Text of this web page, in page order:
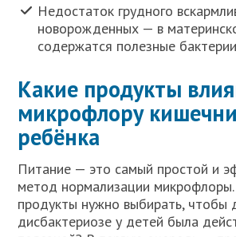
Недостаток грудного
новорожденных — в
содержатся полезные
Какие продукты
микрофлору
ребёнка
Питание — это самый простой и
метод нормализации
продукты нужно выбирать, чтобы
дисбактериозе у детей была